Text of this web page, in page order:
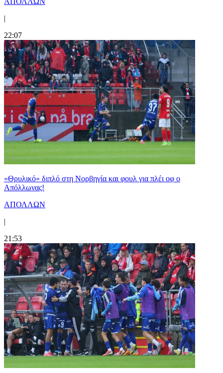
|
22:07
«Θρυλικό» διπλό στη Νορβηγία και φουλ για πλέι οφ ο
Απόλλωνας!
ΑΠΟΛΛΩΝ
|
21:53